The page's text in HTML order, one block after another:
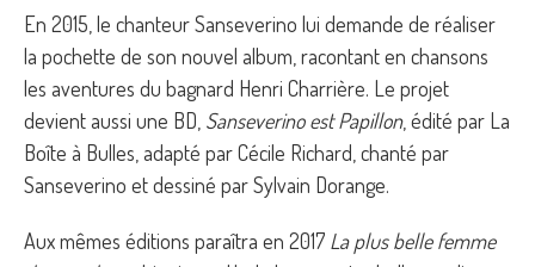
En 2015, le chanteur Sanseverino lui demande de réaliser
la pochette de son nouvel album, racontant en chansons
les aventures du bagnard Henri Charrière. Le projet
devient aussi une BD, Sanseverino est Papillon, édité par La
Boîte à Bulles, adapté par Cécile Richard, chanté par
Sanseverino et dessiné par Sylvain Dorange.
Aux mêmes éditions paraîtra en 2017 La plus belle femme